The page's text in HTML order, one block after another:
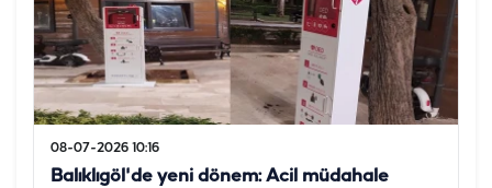
08-07-2026 10:16
Balıklıgöl'de yeni dönem: Acil müdahale